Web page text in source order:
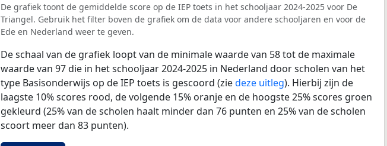
De grafiek toont de gemiddelde score op de IEP toets in het schooljaar 2024-2025 voor De
Triangel. Gebruik het filter boven de grafiek om de data voor andere schooljaren en voor de
Ede en Nederland weer te geven.
De schaal van de grafiek loopt van de minimale waarde van 58 tot de maximale
waarde van 97 die in het schooljaar 2024-2025 in Nederland door scholen van het
type Basisonderwijs op de IEP toets is gescoord (ziedeze uitleg). Hierbij zijn de
laagste 10% scores rood, de volgende 15% oranje en de hoogste 25% scores groen
gekleurd (25% van de scholen haalt minder dan 76 punten en 25% van de scholen
scoort meer dan 83 punten).